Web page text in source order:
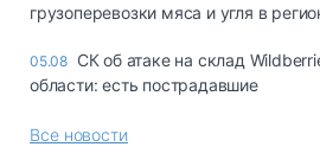
грузоперевозки мяса и угля в
05.08 СК об атаке на склад
области: есть пострадавшие
Все новости